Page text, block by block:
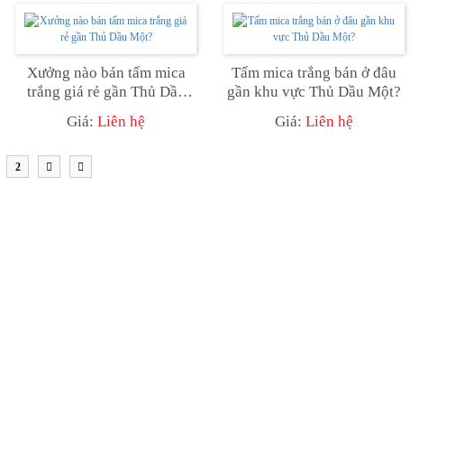
Xưởng nào bán tấm mica
trắng giá rẻ gần Thủ Dầu
Giá: Liên hệ
Tấm mica trắng bán ở đâu
gần khu vực Thủ Dầu Một?
Giá: Liên hệ
2